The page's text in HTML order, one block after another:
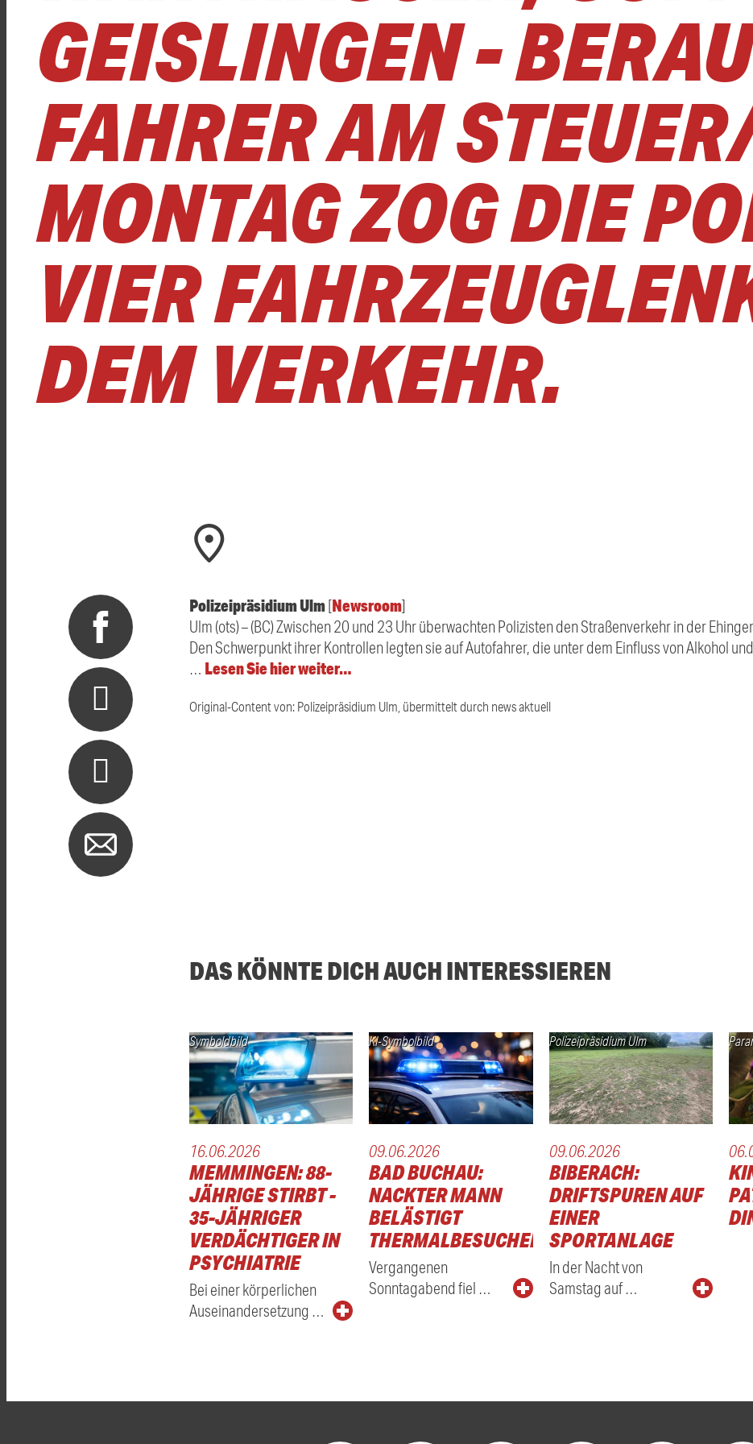
GEISLINGEN -
FAHRER AM
MONTAG ZOG DIE
VIER
DEM VERKEHR.
Polizeipräsidium Ulm[Newsroom]
Ulm (ots) – (BC) Zwischen 20 und 23 Uhr überwachten Polizisten den Straßenverkehr in der
Den Schwerpunkt ihrer Kontrollen legten sie auf Autofahrer, die unter dem Einfluss von Alkohol
… Lesen Sie hier weiter…
Original-Content von: Polizeipräsidium Ulm, übermittelt durch news aktuell
DAS KÖNNTE DICH AUCH INTERESSIEREN
Symboldbild
16.06.2026
MEMMINGEN: 88-
JÄHRIGE STIRBT -
35-JÄHRIGER
VERDÄCHTIGER IN
PSYCHIATRIE
Bei einer körperlichen
Auseinandersetzung …
KI-Symbolbild
09.06.2026
BAD BUCHAU:
NACKTER MANN
BELÄSTIGT
THERMALBESUCHER
Vergangenen
Sonntagabend fiel …
Polizeipräsidium Ulm
09.06.2026
BIBERACH:
DRIFTSPUREN AUF
EINER
SPORTANLAGE
In der Nacht von
Samstag auf …